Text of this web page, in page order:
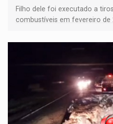
Filho dele foi executado a
combustíveis em fevereiro de